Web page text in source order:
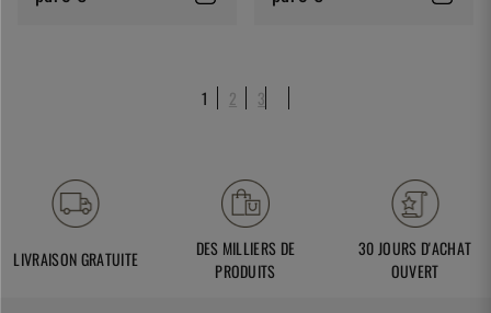
1 2 3
LIVRAISON GRATUITE
DES MILLIERS DE
PRODUITS
30 JOURS D'ACHAT
OUVERT